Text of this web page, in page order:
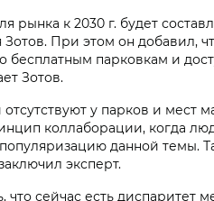
рынка к 2030 г. будет
При этом он добавил,
бесплатным парковкам и
Зотов.
отсутствуют у парков и мест
коллаборации, когда
данной темы.
эксперт.
что сейчас есть